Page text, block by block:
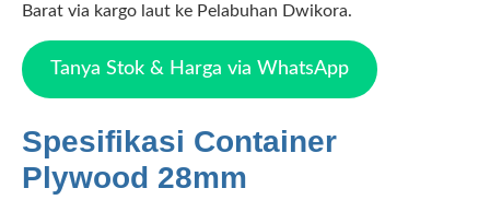
Barat via kargo laut ke Pelabuhan Dwikora.
Tanya Stok & Harga via WhatsApp
Spesifikasi Container
Plywood 28mm